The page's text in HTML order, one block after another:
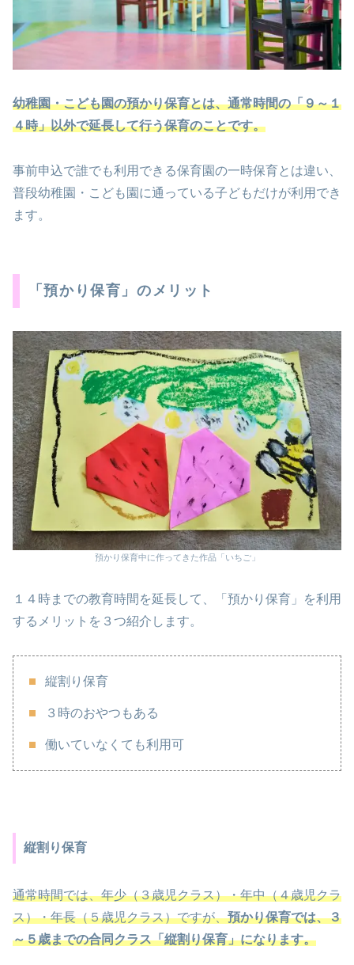
幼稚園・こども園の預かり保育とは、通常時間の「９～１
４時」以外で延長して行う保育のことです。
事前申込で誰でも利用できる保育園の一時保育とは違い、
普段幼稚園・こども園に通っている子どもだけが利用でき
ます。
「預かり保育」のメリット
預かり保育中に作ってきた作品「いちご」
１４時までの教育時間を延長して、「預かり保育」を利用
するメリットを３つ紹介します。
縦割り保育
３時のおやつもある
働いていなくても利用可
縦割り保育
通常時間では、年少（３歳児クラス）・年中（４歳児クラ
ス）・年長（５歳児クラス）ですが、預かり保育では、３
～５歳までの合同クラス「縦割り保育」になります。